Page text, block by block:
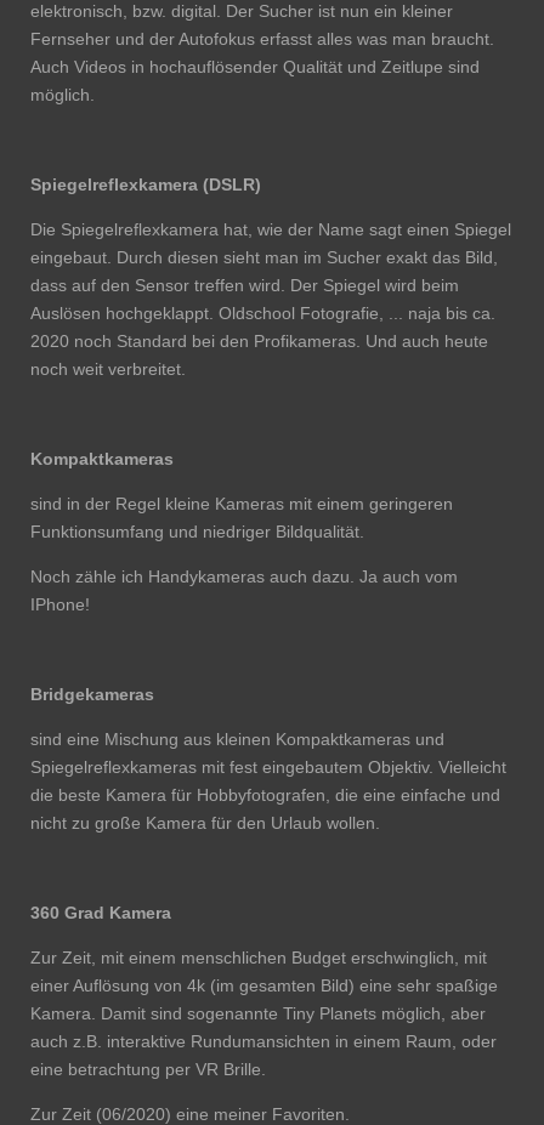
elektronisch, bzw. digital. Der Sucher ist nun ein kleiner
Fernseher und der Autofokus erfasst alles was man braucht.
Auch Videos in hochauflösender Qualität und Zeitlupe sind
möglich.
Spiegelreflexkamera (DSLR)
Die Spiegelreflexkamera hat, wie der Name sagt einen Spiegel
eingebaut. Durch diesen sieht man im Sucher exakt das Bild,
dass auf den Sensor treffen wird. Der Spiegel wird beim
Auslösen hochgeklappt. Oldschool Fotografie, ... naja bis ca.
2020 noch Standard bei den Profikameras. Und auch heute
noch weit verbreitet.
Kompaktkameras
sind in der Regel kleine Kameras mit einem geringeren
Funktionsumfang und niedriger Bildqualität.
Noch zähle ich Handykameras auch dazu. Ja auch vom
IPhone!
Bridgekameras
sind eine Mischung aus kleinen Kompaktkameras und
Spiegelreflexkameras mit fest eingebautem Objektiv. Vielleicht
die beste Kamera für Hobbyfotografen, die eine einfache und
nicht zu große Kamera für den Urlaub wollen.
360 Grad Kamera
Zur Zeit, mit einem menschlichen Budget erschwinglich, mit
einer Auflösung von 4k (im gesamten Bild) eine sehr spaßige
Kamera. Damit sind sogenannte Tiny Planets möglich, aber
auch z.B. interaktive Rundumansichten in einem Raum, oder
eine betrachtung per VR Brille.
Zur Zeit (06/2020) eine meiner Favoriten.